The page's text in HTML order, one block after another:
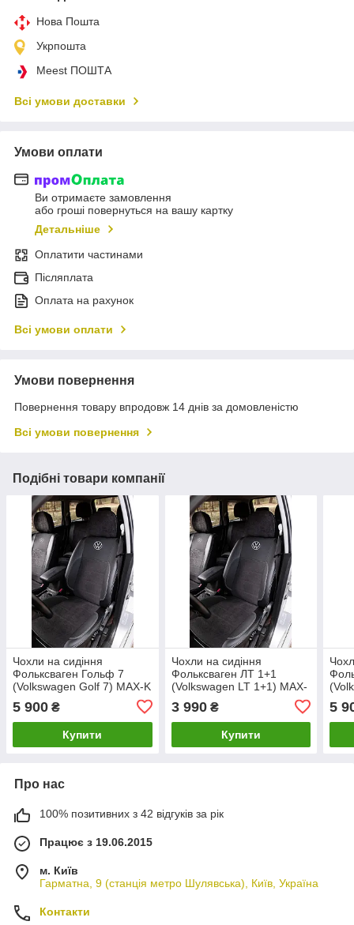
Нова Пошта
Укрпошта
Meest ПОШТА
Всі умови доставки
Умови оплати
Ви отримаєте замовлення
або гроші повернуться на вашу картку
Детальніше
Оплатити частинами
Післяплата
Оплата на рахунок
Всі умови оплати
Умови повернення
Повернення товару впродовж 14 днів за домовленістю
Всі умови повернення
Подібні товари компанії
Чохли на сидіння
Фольксваген Гольф 7
(Volkswagen Golf 7) MAX-K
алькантара
5 900 ₴
Купити
Чохли на сидіння
Фольксваген ЛТ 1+1
(Volkswagen LT 1+1) MAX-
алькантара
3 990₴
Купити
5
Про нас
100% позитивних з 42 відгуків за рік
Працює з 19.06.2015
м. Київ
Гарматна, 9 (станція метро Шулявська), Київ, Україна
Контакти